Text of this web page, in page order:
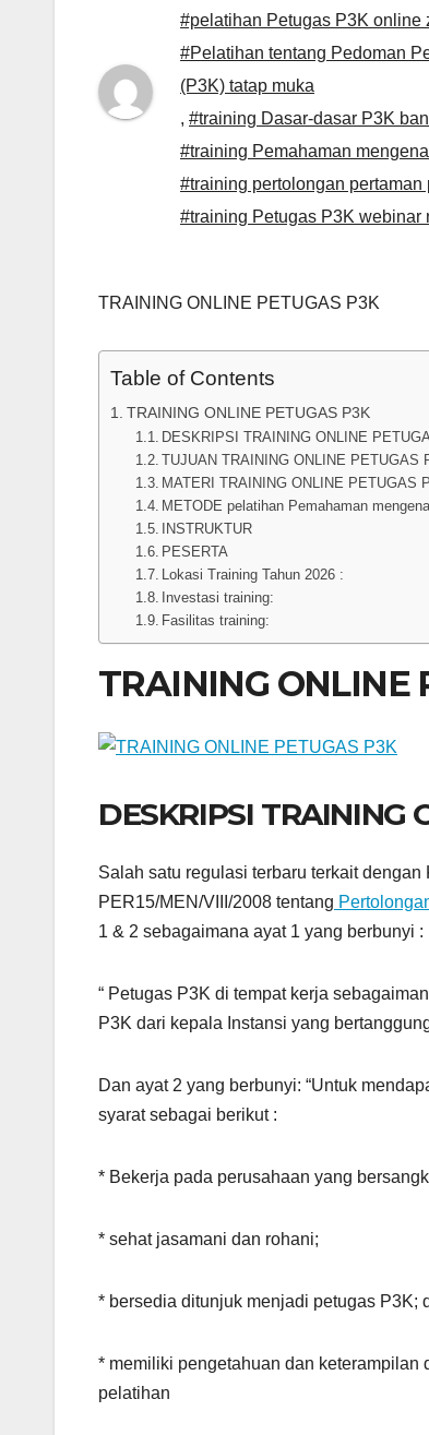
#pelatihan Petugas P3K online
#Pelatihan tentang Pedoman
(P3K) tatap muka
, #training Dasar-dasar P3K
#training Pemahaman
#training pertolongan
#training Petugas P3K webinar
TRAINING ONLINE PETUGAS P3K
Table of Contents
TRAINING ONLINE PETUGAS P3K
DESKRIPSI TRAINING ONLINE
TUJUAN TRAINING ONLINE PETUGAS
MATERI TRAINING ONLINE PETUGAS
METODE pelatihan Pemahaman
INSTRUKTUR
PESERTA
Lokasi Training Tahun 2026 :
Investasi training:
Fasilitas training:
TRAINING ONLINE
DESKRIPSI TRAINING
Salah satu regulasi terbaru terkait
PER15/MEN/VIII/2008 tentang
1 & 2 sebagaimana ayat 1 yang berbunyi :
“ Petugas P3K di tempat kerja
P3K dari kepala Instansi yang
Dan ayat 2 yang berbunyi: “Untuk
syarat sebagai berikut :
* Bekerja pada perusahaan yang
* sehat jasamani dan rohani;
* bersedia ditunjuk menjadi petugas P3K;
* memiliki pengetahuan dan keterampilan
pelatihan